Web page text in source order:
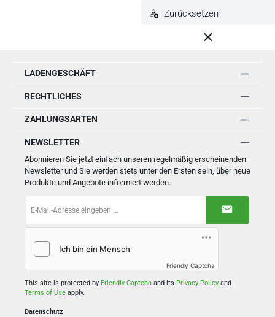
LADENGESCHÄFT
RECHTLICHES
ZAHLUNGSARTEN
NEWSLETTER
Abonnieren Sie jetzt einfach unseren regelmäßig erscheinenden
Newsletter und Sie werden stets unter den Ersten sein, über neue
Produkte und Angebote informiert werden.
Mail-
*
Friendly Captcha
This site is protected by Friendly Captcha and its Privacy Policy and
Terms of Use apply.
Datenschutz
Zurücksetzen